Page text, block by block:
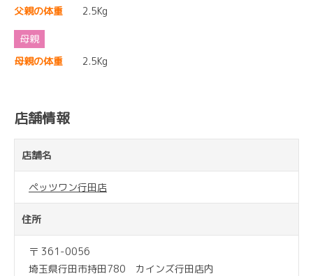
父親の体重 2.5Kg
母親の体重 2.5Kg
店舗情報
店舗名
ペッツワン行田店
住所
〒 361-0056
埼玉県行田市持田780 カインズ行田店内